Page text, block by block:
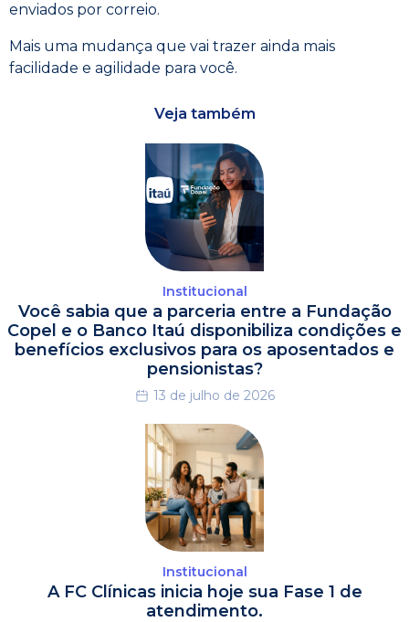
enviados por correio.
Mais uma mudança que vai trazer ainda mais
facilidade e agilidade para você.
Veja também
Institucional
Você sabia que a parceria entre a Fundação
Copel e o Banco Itaú disponibiliza condições e
benefícios exclusivos para os aposentados e
pensionistas?
13 de julho de 2026
Institucional
A FC Clínicas inicia hoje sua Fase 1 de
atendimento.